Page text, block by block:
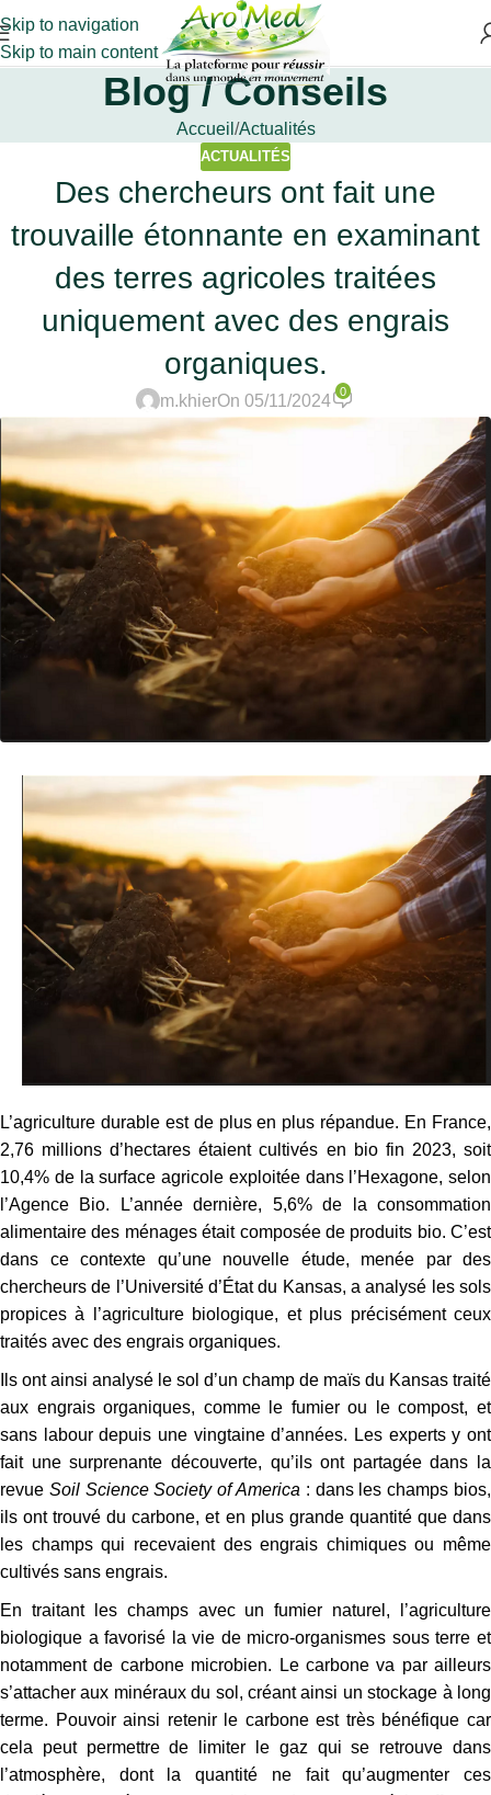
Skip to navigation
Skip to main content
Blog / Conseils
Accueil Actualités
ACTUALITÉS
Des chercheurs ont fait une
trouvaille étonnante en examinant
des terres agricoles traitées
uniquement avec des engrais
organiques.
m.khierOn 05/11/2024
0
L’agriculture durable est de plus en plus répandue. En France,
2,76 millions d’hectares étaient cultivés en bio fin 2023, soit
10,4% de la surface agricole exploitée dans l’Hexagone, selon
l’Agence Bio. L’année dernière, 5,6% de la consommation
alimentaire des ménages était composée de produits bio. C’est
dans ce contexte qu’une nouvelle étude, menée par des
chercheurs de l’Université d’État du Kansas, a analysé les sols
propices à l’agriculture biologique, et plus précisément ceux
traités avec des engrais organiques.
Ils ont ainsi analysé le sol d’un champ de maïs du Kansas traité
aux engrais organiques, comme le fumier ou le compost, et
sans labour depuis une vingtaine d’années. Les experts y ont
fait une surprenante découverte, qu’ils ont partagée dans la
revue Soil Science Society of America : dans les champs bios,
ils ont trouvé du carbone, et en plus grande quantité que dans
les champs qui recevaient des engrais chimiques ou même
cultivés sans engrais.
En traitant les champs avec un fumier naturel, l’agriculture
biologique a favorisé la vie de micro-organismes sous terre et
notamment de carbone microbien. Le carbone va par ailleurs
s’attacher aux minéraux du sol, créant ainsi un stockage à long
terme. Pouvoir ainsi retenir le carbone est très bénéfique car
cela peut permettre de limiter le gaz qui se retrouve dans
l’atmosphère, dont la quantité ne fait qu’augmenter ces